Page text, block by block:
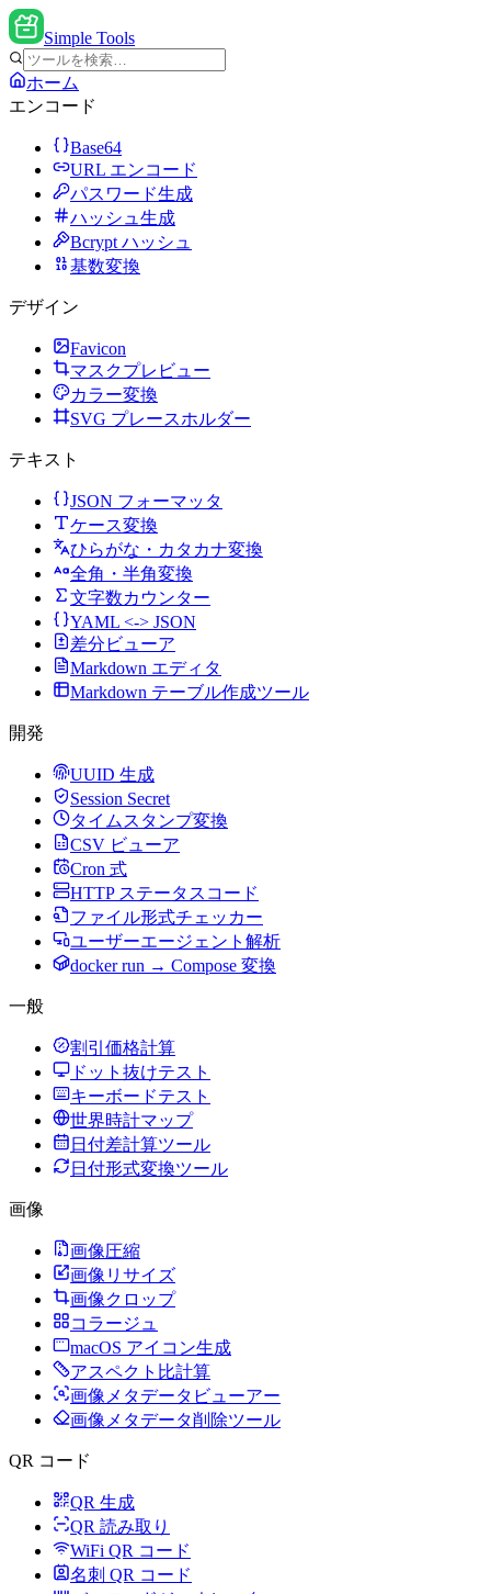
Simple Tools
ホーム
エンコード
Base64
URL エンコード
パスワード生成
ハッシュ生成
Bcrypt ハッシュ
基数変換
デザイン
Favicon
マスクプレビュー
カラー変換
SVG プレースホルダー
テキスト
JSON フォーマッタ
ケース変換
ひらがな・カタカナ変換
全角・半角変換
文字数カウンター
YAML <-> JSON
差分ビューア
Markdown エディタ
Markdown テーブル作成ツール
開発
UUID 生成
Session Secret
タイムスタンプ変換
CSV ビューア
Cron 式
HTTP ステータスコード
ファイル形式チェッカー
ユーザーエージェント解析
docker run → Compose 変換
一般
割引価格計算
ドット抜けテスト
キーボードテスト
世界時計マップ
日付差計算ツール
日付形式変換ツール
画像
画像圧縮
画像リサイズ
画像クロップ
コラージュ
macOS アイコン生成
アスペクト比計算
画像メタデータビューアー
画像メタデータ削除ツール
QR コード
QR 生成
QR 読み取り
WiFi QR コード
名刺 QR コード